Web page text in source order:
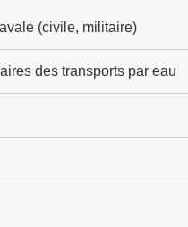
(civile, militaire)
des transports par eau